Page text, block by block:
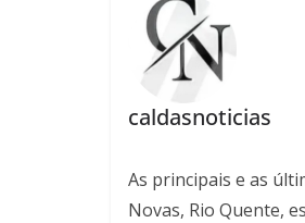
caldasnoticias
As principais e as
Novas, Rio Quente,